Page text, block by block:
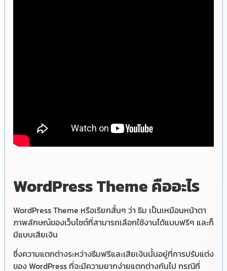
WordPress Theme คืออะไร
WordPress Theme หรือเรียกสั้นๆ ว่า ธีม เป็นเหมือนหน้าตา
ภาพลักษณ์ของเว็บไซต์ที่สามารถเลือกใช้งานได้แบบฟรีๆ และก็
มีแบบเสียเงิน
ซึ่งความแตกต่างระหว่างธีมฟรีและเสียเงินนั้นอยู่ที่การปรับแต่ง
ของ WordPress ที่จะมีความยากง่ายแตกต่างกันไป กรณีที่